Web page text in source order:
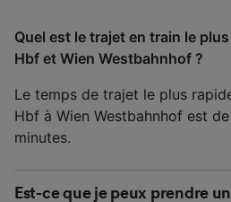
Quel est le trajet en train le
Hbf et Wien Westbahnhof ?
Le temps de trajet le plus
Hbf à Wien Westbahnhof est
minutes.
Est-ce que je peux prendre